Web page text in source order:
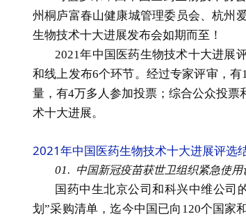
州桐庐富春山健康城管理委员会、杭
生物技术十大进展发布会如期而至！
2021年中国医药生物技术十大进展
和线上发布6个环节。经过专家评审，
量，有4万多人参加投票；综合公众投
术十大进展。
2021年中国医药生物技术十大进展评选
01. 中国新冠疫苗获世卫组织紧急使
国药中生北京公司和科兴中维公司
划”采购清单，迄今中国已向120个国家